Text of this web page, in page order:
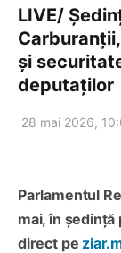
LIVE/
și
deputaților
28 mai 2026,
Parlamentul
mai, în
direct pe